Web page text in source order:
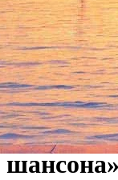
Встреча
книги
шансона»